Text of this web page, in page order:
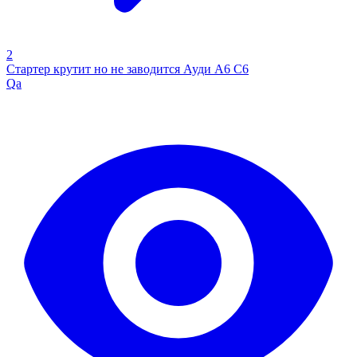
2
Стартер крутит но не заводится Ауди А6 С6
Qa